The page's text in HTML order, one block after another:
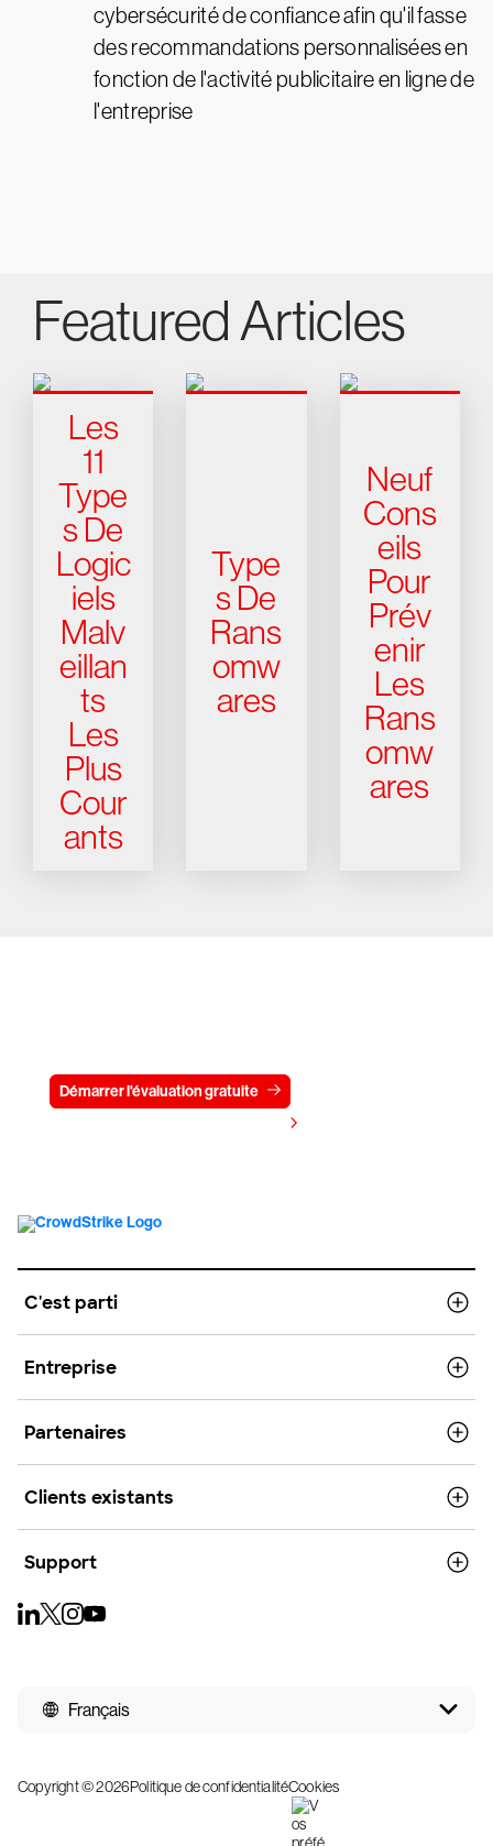
cybersécurité de confiance afin qu'il fasse
des recommandations personnalisées en
fonction de l'activité publicitaire en ligne de
l'entreprise
Featured Articles
Les
11
Type
s De
Logic
iels
Malv
eillan
ts
Les
Plus
Cour
ants
Type
s De
Rans
omw
ares
Neuf
Cons
eils
Pour
Prév
enir
Les
Rans
omw
ares
Démarrer l'évaluation gratuite
C'est parti
Entreprise
Partenaires
Clients existants
Support
Français
Copyright © 2026Politique de confidentialitéCookies